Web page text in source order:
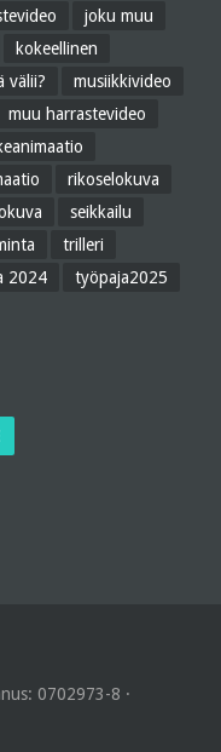
joku muu
kokeellinen
välii?
musiikkivideo
muu harrastevideo
rikoselokuva
seikkailu
trilleri
2024
työpaja2025
0702973-8 ·